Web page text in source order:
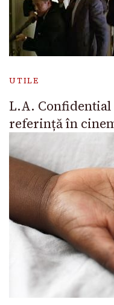
UTILE
L.A. Confidential
referință în